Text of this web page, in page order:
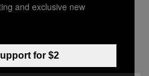
and exclusive new
for $2